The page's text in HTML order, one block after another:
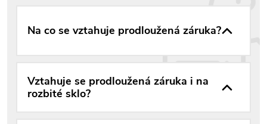
Na co se vztahuje prodloužená záruka?
Vztahuje se prodloužená záruka i na
rozbité sklo?